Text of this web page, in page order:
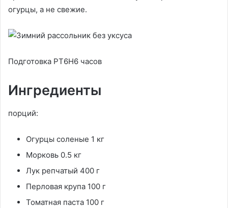
огурцы, а не свежие.
Подготовка PT6H6 часов
Ингредиенты
порций:
Огурцы соленые 1 кг
Морковь 0.5 кг
Лук репчатый 400 г
Перловая крупа 100 г
Томатная паста 100 г